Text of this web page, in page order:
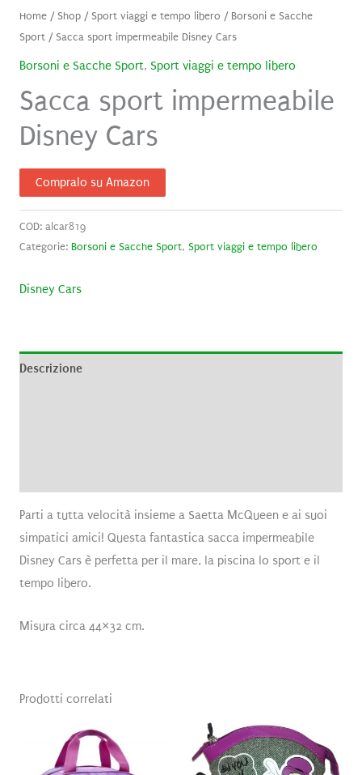
Home/ Shop/ Sport viaggi e tempo libero / Borsoni e Sacche
Sport/ Sacca sport impermeabile Disney Cars
Borsoni e Sacche Sport, Sport viaggi e tempo libero
Sacca sport impermeabile
Disney Cars
Compralo su Amazon
COD: alcar819
Categorie: Borsoni e Sacche Sport, Sport viaggi e tempo libero
Disney Cars
Descrizione
Parti a tutta velocità insieme a Saetta McQueen e ai suoi
simpatici amici! Questa fantastica sacca impermeabile
Disney Cars è perfetta per il mare, la piscina lo sport e il
tempo libero.
Misura circa 44×32 cm.
Prodotti correlati